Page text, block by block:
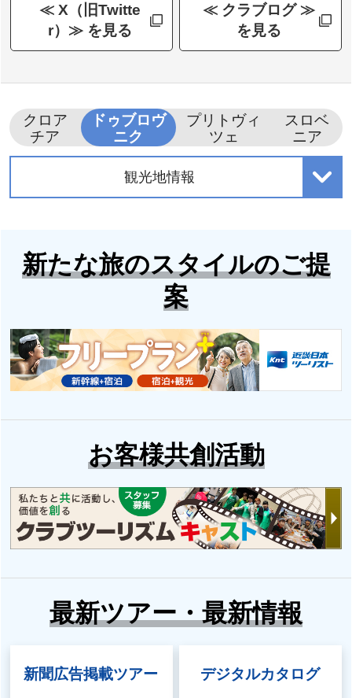
≪ X（旧Twitte
r）≫ を見る
≪ クラブログ ≫
を見る
クロア
チア
ドゥブロヴ
ニク
プリトヴィ
ツェ
スロベ
ニア
観光地情報
新たな旅のスタイルのご提
案
お客様共創活動
最新ツアー・最新情報
新聞広告掲載ツアー デジタルカタログ